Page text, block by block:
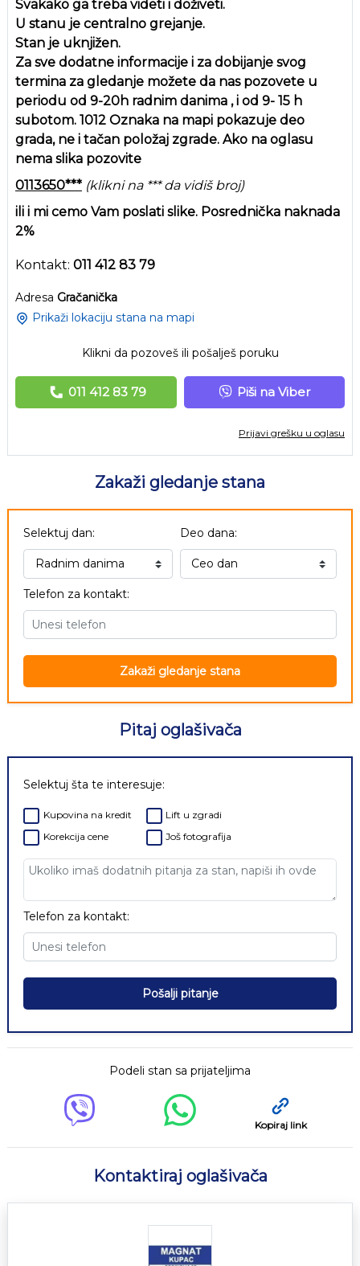
Svakako ga treba videti i doživeti.
U stanu je centralno grejanje.
Stan je uknjižen.
Za sve dodatne informacije i za dobijanje svog
termina za gledanje možete da nas pozovete u
periodu od 9-20h radnim danima , i od 9- 15 h
subotom. 1012 Oznaka na mapi pokazuje deo
grada, ne i tačan položaj zgrade. Ako na oglasu
nema slika pozovite
0113650*** (klikni na *** da vidiš broj)
ili i mi cemo Vam poslati slike. Posrednička naknada
2%
Kontakt: 011 412 83 79
Adresa Gračanička
Prikaži lokaciju stana na mapi
Klikni da pozoveš ili pošalješ poruku
011 412 83 79 Piši na Viber
Prijavi grešku u oglasu
Zakaži gledanje stana
Selektuj dan: Deo dana:
Telefon za kontakt:
Zakaži gledanje stana
Pitaj oglašivača
Selektuj šta te interesuje:
Kupovina na kredit
Korekcija cene
Lift u zgradi
Još fotografija
Telefon za kontakt:
Pošalji pitanje
Podeli stan sa prijateljima
Kopiraj link
Kontaktiraj oglašivača